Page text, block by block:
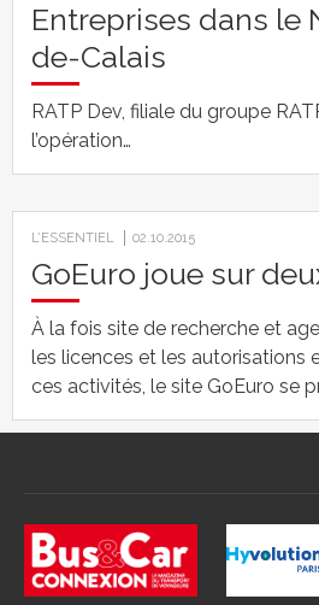
Entreprises dans le
de-Calais
RATP Dev, filiale du groupe
l’opération…
L’ESSENTIEL 02.10.2015
GoEuro joue sur
À la fois site de recherche et
les licences et les autorisations
ces activités, le site GoEuro se